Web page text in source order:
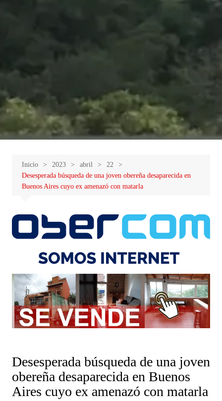
Inicio 2023 abril
22
Desesperada búsqueda de una joven obereña desaparecida en
Buenos Aires cuyo ex amenazó con matarla
Desesperada búsqueda de una joven
obereña desaparecida en Buenos
Aires cuyo ex amenazó con matarla